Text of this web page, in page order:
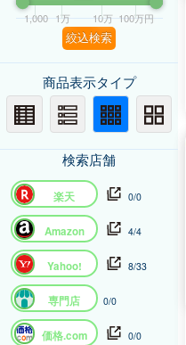
1,000 1万 10万 100万円
絞込検索
商品表示タイプ
検索店舗
楽天 0/0
Amazon 4/4
Yahoo! 8/33
専門店 0/0
価格.com 0/0